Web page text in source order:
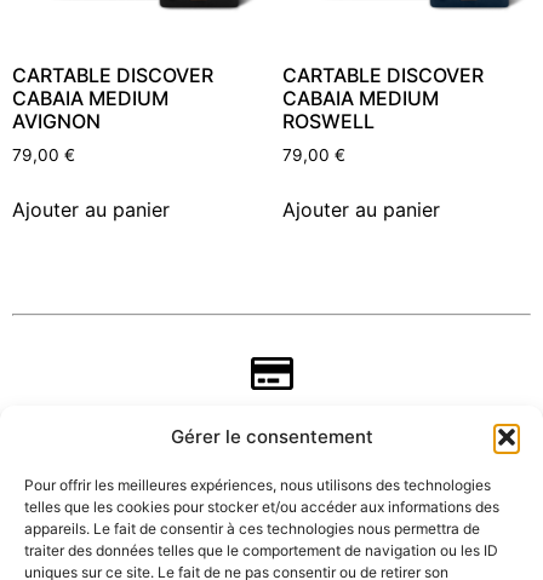
Gérer le consentement
Pour offrir les meilleures expériences, nous utilisons des technologies
telles que les cookies pour stocker et/ou accéder aux informations des
appareils. Le fait de consentir à ces technologies nous permettra de
traiter des données telles que le comportement de navigation ou les ID
uniques sur ce site. Le fait de ne pas consentir ou de retirer son
CARTABLE DISCOVER
CABAIA MEDIUM
AVIGNON
79,00 €
Ajouter au panier
CARTABLE DISCOVER
CABAIA MEDIUM
ROSWELL
79,00 €
Ajouter au panier